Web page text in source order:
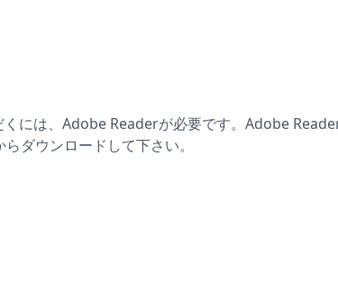
くには、Adobe Readerが必要です。Adobe
ダウンロードして下さい。